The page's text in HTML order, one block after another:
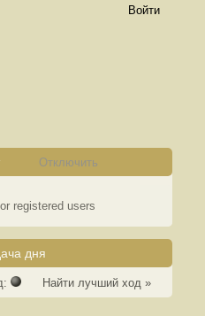
Войти
Отключить
registered users
дня
Найти лучший ход »